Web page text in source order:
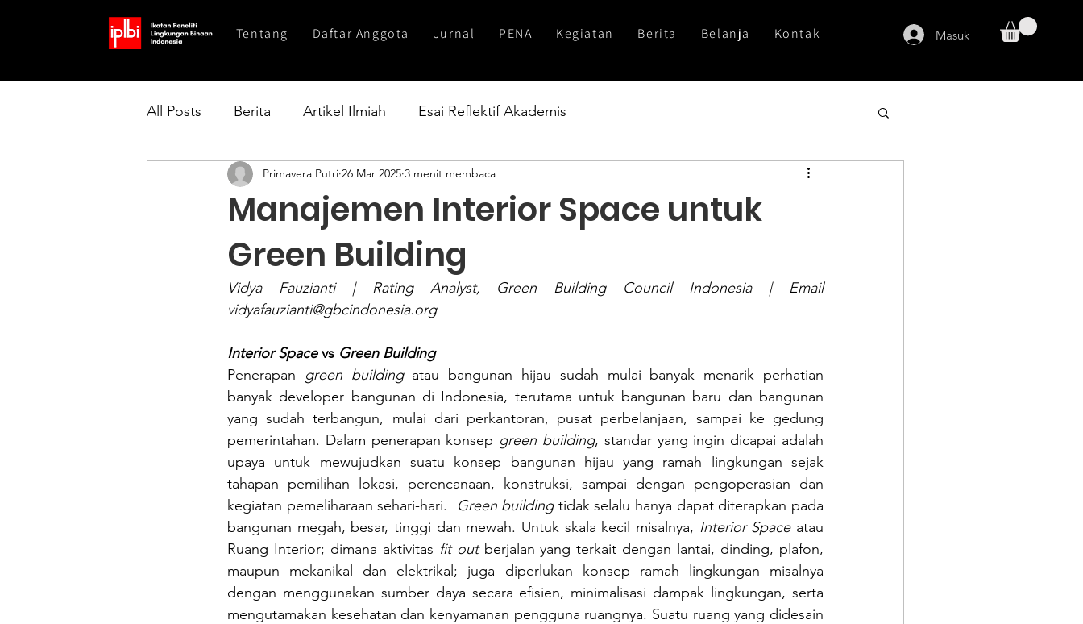
Tentang Daftar Anggota Jurnal PENA Kegiatan Berita Belanja Kontak Masuk
All Posts Berita Artikel Ilmiah Esai Reflektif Akademis
Manajemen Interior Space untuk
Green Building
Primavera Putri 26 Mar 2025 3 menit membaca
Vidya Fauzianti | Rating Analyst, Green Building Council Indonesia | Email
vidyafauzianti@gbcindonesia.org
Interior Space vs Green Building
Penerapan green building atau bangunan hijau sudah mulai banyak menarik perhatian
banyak developer bangunan di Indonesia, terutama untuk bangunan baru dan bangunan
yang sudah terbangun, mulai dari perkantoran, pusat perbelanjaan, sampai ke gedung
pemerintahan. Dalam penerapan konsep green building, standar yang ingin dicapai adalah
upaya untuk mewujudkan suatu konsep bangunan hijau yang ramah lingkungan sejak
tahapan pemilihan lokasi, perencanaan, konstruksi, sampai dengan pengoperasian dan
kegiatan pemeliharaan sehari-hari.
Green building tidak selalu hanya dapat diterapkan pada
bangunan megah, besar, tinggi dan mewah. Untuk skala kecil misalnya, Interior Space atau
Ruang Interior; dimana aktivitas fit out berjalan yang terkait dengan lantai, dinding, plafon,
maupun mekanikal dan elektrikal; juga diperlukan konsep ramah lingkungan misalnya
dengan menggunakan sumber daya secara efisien, minimalisasi dampak lingkungan, serta
mengutamakan kesehatan dan kenyamanan pengguna ruangnya. Suatu ruang yang didesain